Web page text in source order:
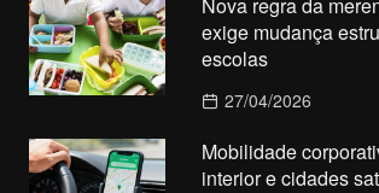
exige mudança
escolas
27/04/2026
Mobilidade
interior e cidades